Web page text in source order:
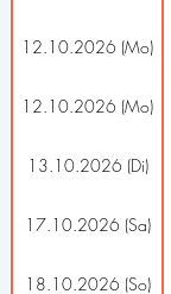
12.10.2026 (Mo)
12.10.2026 (Mo)
13.10.2026 (Di)
17.10.2026 (Sa)
18.10.2026 (So)